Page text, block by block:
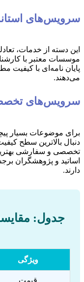
سرویس‌های
این دسته از خدمات،
موسسات معتبر با
پایان نامه‌ای با کیفیت
می‌دهند.
سرویس‌های
برای موضوعات بسیار
دنبال بالاترین سطح
تخصصی و سفارشی
اساتید و پژوهشگران
دارند.
جدول:
ویژگی
قیمت